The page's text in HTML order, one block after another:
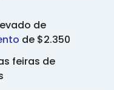
de
de $2.350
feiras de